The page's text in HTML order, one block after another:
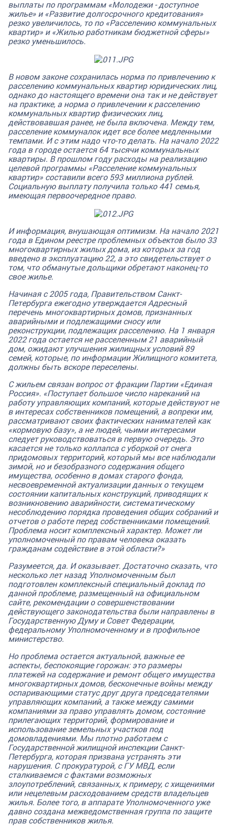
выплаты по программам «Молодежи - доступное
жилье» и «Развитие долгосрочного кредитования»
резко увеличилось, то по «Расселению коммунальных
квартир» и «Жилью работникам бюджетной сферы»
резко уменьшилось.
В новом законе сохранилась норма по привлечению к
расселению коммунальных квартир юридических лиц,
однако до настоящего времени она так и не действует
на практике, а норма о привлечении к расселению
коммунальных квартир физических лиц,
действовавшая ранее, не была включена. Между тем,
расселение коммуналок идет все более медленными
темпами. И с этим надо что-то делать. На начало 2022
года в городе остается 64 тысячи коммунальных
квартиры. В прошлом году расходы на реализацию
целевой программы «Расселение коммунальных
квартир» составили всего 593 миллиона рублей.
Социальную выплату получила только 441 семья,
имеющая первоочередное право.
И информация, внушающая оптимизм. На начало 2021
года в Едином реестре проблемных объектов было 33
многоквартирных жилых дома, из которых за год
введено в эксплуатацию 22, а это свидетельствует о
том, что обманутые дольщики обретают наконец-то
свое жилье.
Начиная с 2005 года, Правительством Санкт-
Петербурга ежегодно утверждается Адресный
перечень многоквартирных домов, признанных
аварийными и подлежащими сносу или
реконструкции, подлежащих расселению. На 1 января
2022 года остается не расселенным 21 аварийный
дом, ожидают улучшения жилищных условий 89
семей, которые, по информации Жилищного комитета,
должны быть вскоре переселены.
С жильем связан вопрос от фракции Партии «Единая
Россия». «Поступает большое число нареканий на
работу управляющих компаний, которые действуют не
в интересах собственников помещений, а вопреки им,
рассматривают своих фактических нанимателей как
«кормовую базу», а не людей, чьими интересами
следует руководствоваться в первую очередь. Это
касается не только коллапса с уборкой от снега
придомовых территорий, который мы все наблюдали
зимой, но и безобразного содержания общего
имущества, особенно в домах старого фонда,
несвоевременной актуализации данных о текущем
состоянии капитальных конструкций, приводящих к
возникновению аварийности, систематическому
несоблюдению порядка проведения общих собраний и
отчетов о работе перед собственниками помещений.
Проблема носит комплексный характер. Может ли
уполномоченный по правам человека оказать
гражданам содействие в этой области?»
Разумеется, да. И оказывает. Достаточно сказать, что
несколько лет назад Уполномоченным был
подготовлен комплексный специальный доклад по
данной проблеме, размещенный на официальном
сайте, рекомендации о совершенствовании
действующего законодательства были направлены в
Государственную Думу и Совет Федерации,
федеральному Уполномоченному и в профильное
министерство.
Но проблема остается актуальной, важные ее
аспекты, беспокоящие горожан: это размеры
платежей на содержание и ремонт общего имущества
многоквартирных домов, бесконечные войны между
оспаривающими статус друг друга председателями
управляющих компаний, а также между самими
компаниями за право управлять домом, состояние
прилегающих территорий, формирование и
использование земельных участков под
домовладениями. Мы плотно работаем с
Государственной жилищной инспекции Санкт-
Петербурга, которая призвана устранять эти
нарушения. С прокуратурой, с ГУ МВД, если
сталкиваемся с фактами возможных
злоупотреблений, связанных, к примеру, с хищениями
или нецелевым расходованием средств владельцев
жилья. Более того, в аппарате Уполномоченного уже
давно создана межведомственная группа по защите
прав собственников жилья.